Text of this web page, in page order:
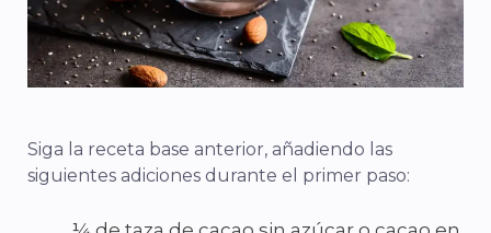
Siga la receta base anterior, añadiendo las
siguientes adiciones durante el primer paso: